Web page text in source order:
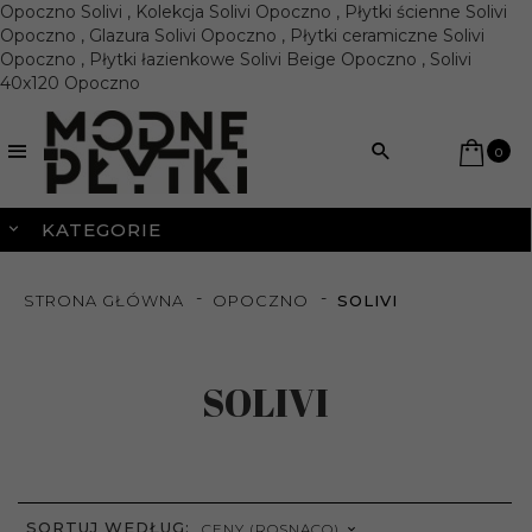
Opoczno Solivi , Kolekcja Solivi Opoczno , Płytki ścienne Solivi
Opoczno , Glazura Solivi Opoczno , Płytki ceramiczne Solivi
Opoczno , Płytki łazienkowe Solivi Beige Opoczno , Solivi
40x120 Opoczno
0
KATEGORIE
STRONA GŁÓWNA OPOCZNO SOLIVI
SOLIVI
SORTUJ WEDŁUG: SORT